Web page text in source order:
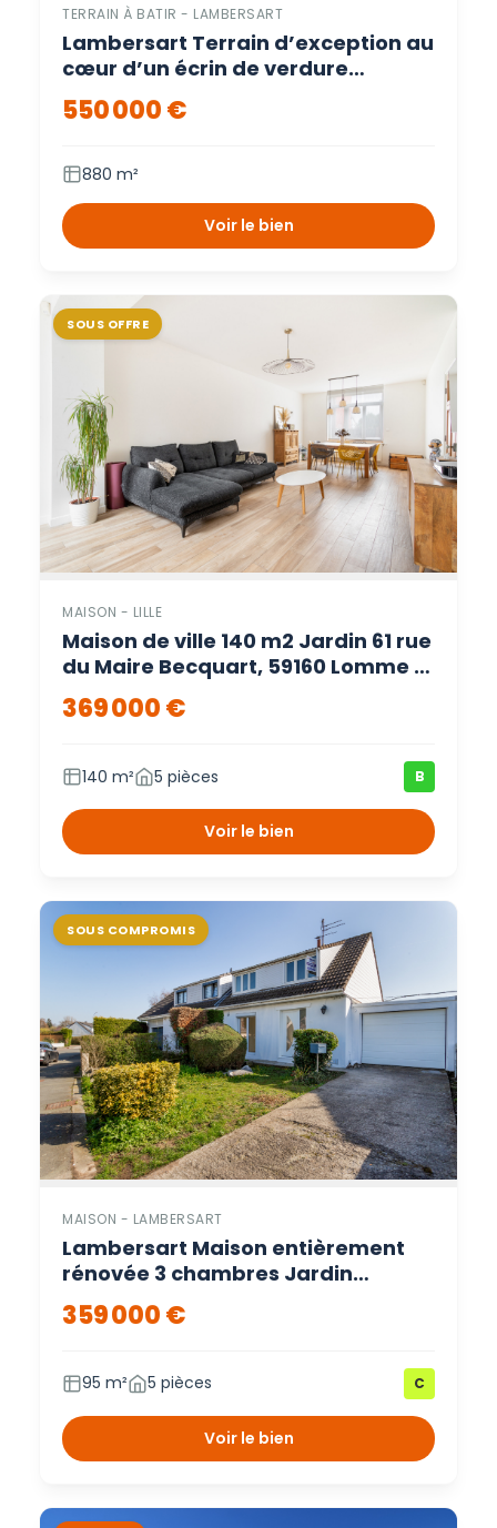
TERRAIN À BATIR - LAMBERSART
Lambersart Terrain d’exception au
cœur d’un écrin de verdure
confidentiel – Lambersart
550 000 €
880 m²
Voir le bien
SOUS OFFRE
MAISON - LILLE
Maison de ville 140 m2 Jardin 61 rue
du Maire Becquart, 59160 Lomme –
Lille
369 000 €
140 m² 5 pièces B
Voir le bien
SOUS COMPROMIS
MAISON - LAMBERSART
Lambersart Maison entièrement
rénovée 3 chambres Jardin
Garage – Lambersart
359 000 €
95 m² 5 pièces C
Voir le bien